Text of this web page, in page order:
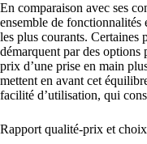
En comparaison avec ses
ensemble de fonctionnalités
les plus courants. Certaines
démarquent par des options
prix d’une prise en main
mettent en avant cet
facilité d’utilisation, qui
Rapport qualité-prix et